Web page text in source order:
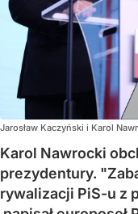
Jarosław Kaczyński i Karol
Karol Nawrocki
prezydentury.
rywalizacji PiS-u z